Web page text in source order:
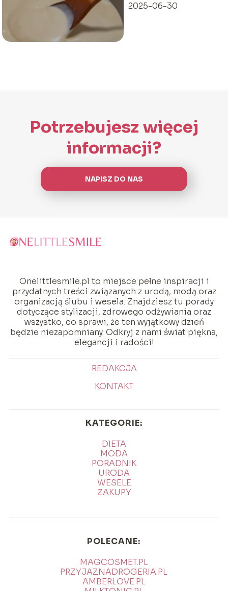
2025-06-30
Potrzebujesz więcej
informacji?
NAPISZ DO NAS
Onelittlesmile.pl to miejsce pełne inspiracji i
przydatnych treści związanych z urodą, modą oraz
organizacją ślubu i wesela. Znajdziesz tu porady
dotyczące stylizacji, zdrowego odżywiania oraz
wszystko, co sprawi, że ten wyjątkowy dzień
będzie niezapomniany. Odkryj z nami świat piękna,
elegancji i radości!
REDAKCJA
KONTAKT
KATEGORIE:
DIETA
MODA
PORADNIK
URODA
WESELE
ZAKUPY
POLECANE:
MAGCOSMET.PL
PRZYJAZNADROGERIA.PL
AMBERLOVE.PL